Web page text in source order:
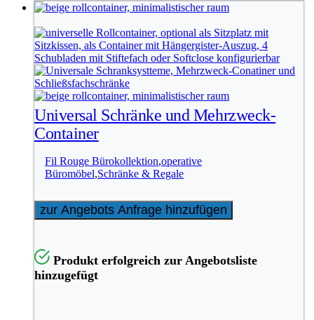
Universal Schränke und Mehrzweck-
Container
Fil Rouge Bürokollektion,operative
Büromöbel,Schränke & Regale
zur Angebots Anfrage hinzufügen
Produkt erfolgreich zur Angebotsliste
hinzugefügt